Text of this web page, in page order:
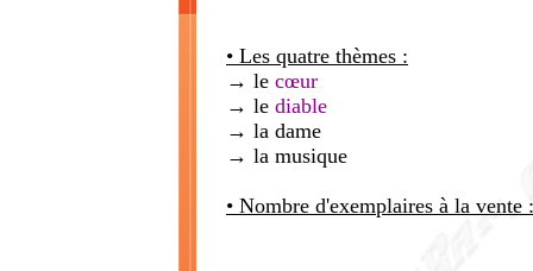
• Les quatre thèmes :
→ le cœur
→ le diable
→ la dame
→ la musique
• Nombre d'exemplaires à la vente :